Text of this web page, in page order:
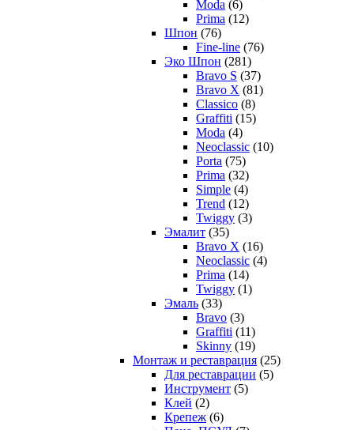
Moda (6)
Prima (12)
Шпон (76)
Fine-line (76)
Эко Шпон (281)
Bravo S (37)
Bravo X (81)
Classico (8)
Graffiti (15)
Moda (4)
Neoclassic (10)
Porta (75)
Prima (32)
Simple (4)
Trend (12)
Twiggy (3)
Эмалит (35)
Bravo X (16)
Neoclassic (4)
Prima (14)
Twiggy (1)
Эмаль (33)
Bravo (3)
Graffiti (11)
Skinny (19)
Монтаж и реставрация (25)
Для реставрации (5)
Инструмент (5)
Клей (2)
Крепеж (6)